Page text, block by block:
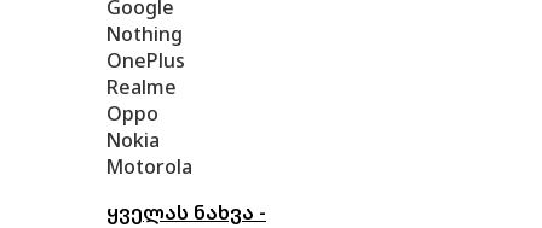
Google
Nothing
OnePlus
Realme
Oppo
Nokia
Motorola
ყველას ნახვა -